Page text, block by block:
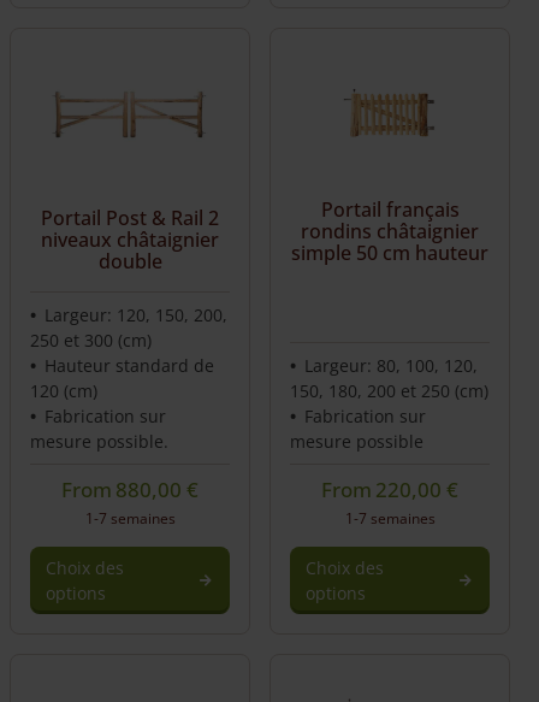
Portail Post & Rail 2
niveaux châtaignier
double
Largeur: 120, 150, 200,
250 et 300 (cm)
Hauteur standard de
120 (cm)
Fabrication sur
mesure possible.
From 880,00€
1-7 semaines
Choix des
options
Portail français
rondins châtaignier
simple 50 cm hauteur
Largeur: 80, 100, 120,
150, 180, 200 et 250 (cm)
Fabrication sur
mesure possible
From 220,00€
1-7 semaines
Choix des
options